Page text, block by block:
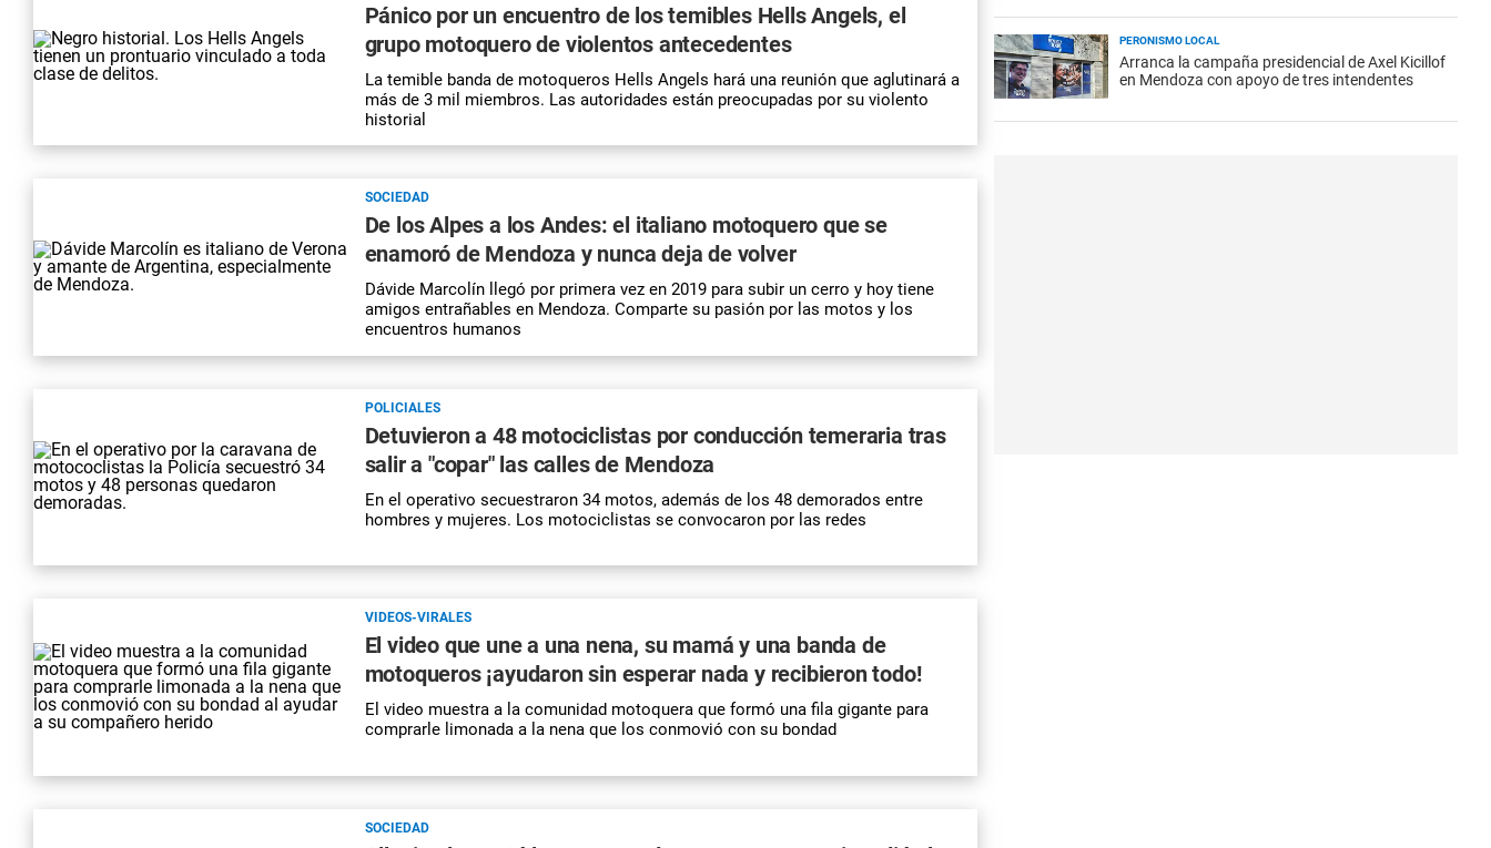
Pánico por un encuentro de los temibles Hells Angels, el
grupo motoquero de violentos antecedentes
La temible banda de motoqueros Hells Angels hará una reunión que aglutinará a
más de 3 mil miembros. Las autoridades están preocupadas por su violento
historial
SOCIEDAD
De los Alpes a los Andes: el italiano motoquero que se
enamoró de Mendoza y nunca deja de volver
Dávide Marcolín llegó por primera vez en 2019 para subir un cerro y hoy tiene
amigos entrañables enMendoza. Comparte su pasión por las motos y los
encuentros humanos
POLICIALES
Detuvieron a 48 motociclistas por conducción temeraria tras
salir a "copar" las calles de Mendoza
En el operativo secuestraron 34 motos, además de los 48 demorados entre
hombres y mujeres. Los motociclistas se convocaron por las redes
VIDEOS-VIRALES
El video que une a una nena, su mamá y una banda de
motoqueros ¡ayudaron sin esperar nada y recibieron todo!
El video muestra a la comunidad motoquera que formó una fila gigante para
comprarle limonada a la nena que los conmovió con su bondad
SOCIEDAD
PERONISMO LOCAL
Arranca la campaña presidencial de Axel Kicillof
en Mendoza con apoyo de tres intendentes